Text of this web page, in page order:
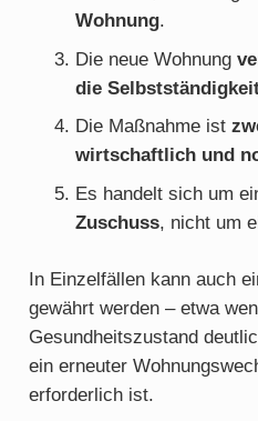
Wohnung.
Die neue Wohnung
die
Die Maßnahme ist
wirtschaftlich und
Es handelt sich um
Zuschuss, nicht um
In Einzelfällen kann auch
gewährt werden – etwa
Gesundheitszustand
ein erneuter
erforderlich ist.